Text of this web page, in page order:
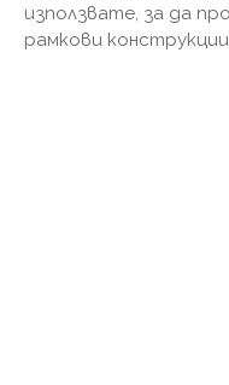
използвате, за да
рамкови